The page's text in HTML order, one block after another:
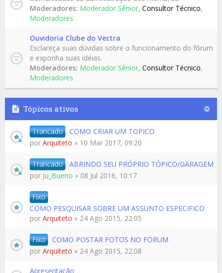
Moderadores: Moderador Sênior, Consultor Técnico,
Moderadores
Ouvidoria Clube do Vectra
Esclareça suas dúvidas sobre o funcionamento do fórum
e exponha suas idéias.
Moderadores: Moderador Sênior, Consultor Técnico,
Moderadores
Tópicos ativos
Trancado
COMO CRIAR UM TOPICO
por Arquiteto » 10 Mar 2017, 09:20
Trancado
ABRINDO SEU PRÓPRIO TÓPICO/GARAGEM
por Ju_Bueno » 08 Jul 2016, 10:17
Fixo
COMO PESQUISAR SOBRE UM ASSUNTO ESPECIFICO
por Arquiteto » 24 Ago 2015, 22:05
Fixo
COMO POSTAR FOTOS NO FORUM
por Arquiteto » 24 Ago 2015, 22:08
Apresentação